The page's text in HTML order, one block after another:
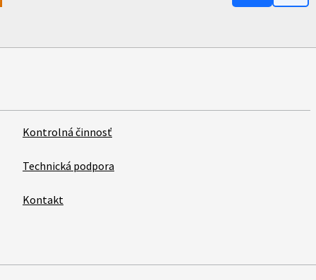
Kontrolná činnosť
Technická podpora
Kontakt